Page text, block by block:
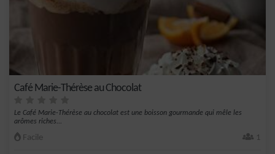
Café Marie-Thérèse au Chocolat
Le Café Marie-Thérèse au chocolat est une boisson gourmande qui mêle les
arômes riches...
Facile 1